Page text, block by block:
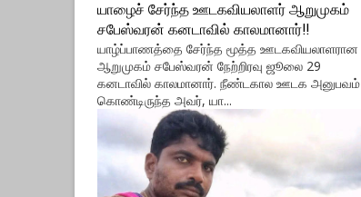
யாழைச் சேர்ந்த ஊடகவியலாளர் ஆறுமுகம்
சபேஸ்வரன் கனடாவில் காலமானார்!!
யாழ்ப்பாணத்தை சேர்ந்த மூத்த ஊடகவியலாளரான
ஆறுமுகம் சபேஸ்வரன் நேற்றிரவு ஜூலை 29
கனடாவில் காலமானார். நீண்டகால ஊடக அனுபவம்
கொண்டிருந்த அவர், யா...